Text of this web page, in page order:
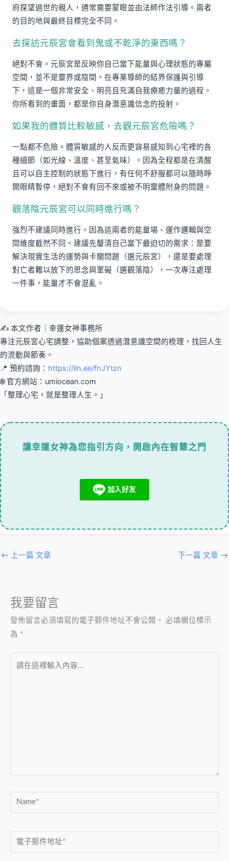
府探望過世的親人，通常需要蒙眼並由法師作法引導。兩者
的目的地與最終目標完全不同。
去探訪元辰宮會看到鬼或不乾淨的東西嗎？
絕對不會。元辰宮是反映你自己當下能量與心理狀態的專屬
空間，並不是靈界或陰間。在專業導師的結界保護與引導
下，這是一個非常安全、明亮且充滿自我療癒力量的過程。
你所看到的畫面，都是你自身潛意識信念的投射。
如果我的體質比較敏感，去觀元辰宮危險嗎？
一點都不危險。體質敏感的人反而更容易感知到心宅裡的各
種細節（如光線、溫度、甚至氣味）。因為全程都是在清醒
且可以自主控制的狀態下進行，有任何不舒服都可以隨時睜
開眼睛暫停，絕對不會有回不來或被不明靈體附身的問題。
觀落陰元辰宮可以同時進行嗎？
強烈不建議同時進行。因為這兩者的能量場、運作邏輯與空
間維度截然不同。建議先釐清自己當下最迫切的需求：是要
解決現實生活的運勢與卡關問題（選元辰宮），還是要處理
對亡者難以放下的思念與罣礙（選觀落陰），一次專注處理
一件事，能量才不會混亂。
✍️ 本文作者｜幸運女神事務所
專注元辰宮心宅調整，協助個案透過潛意識空間的梳理，找回人生
的流動與節奏。
📍 預約諮詢： https://lin.ee/fnJYtzn
🌐 官方網站：umiocean.com
「整理心宅，就是整理人生。」
讓幸運女神為您指引方向，開啟內在智慧之門
← 上一篇 文章 下一篇 文章 →
我要留言
發佈留言必須填寫的電子郵件地址不會公開。 必填欄位標示
為 *
Name*
電
子